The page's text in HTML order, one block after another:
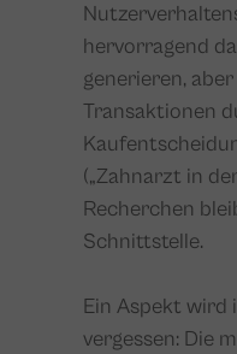
hervorragend
generieren,
Transaktionen
(„Zahnarzt in
Recherchen
Schnittstelle.
Ein Aspekt wird
vergessen: Die